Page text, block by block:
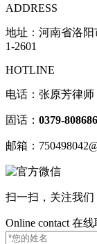
ADDRESS
地址：河南省洛
1-2601
HOTLINE
电话：张原芳律师
固话： 0379-
邮箱：
扫一扫，关注我们
Online contact 在线